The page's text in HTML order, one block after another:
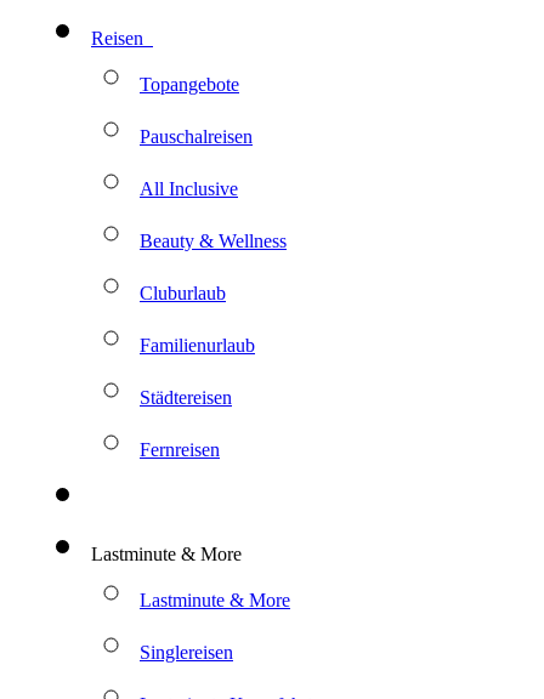
Reisen
Topangebote
Pauschalreisen
All Inclusive
Beauty & Wellness
Cluburlaub
Familienurlaub
Städtereisen
Fernreisen
Lastminute & More
Lastminute & More
Singlereisen